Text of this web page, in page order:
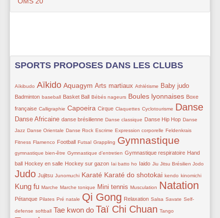
SPORTS PROPOSES DANS LES CLUBS
14/361
Aïkibudo
260/361Aïkido
164/361 Aquagym
147/361 Arts martiaux
41/361 Athlétisme
157/361 Baby judo
103/361
Badminton
55/361 baseball
108/361 Basket Ball
56/361 Bébés nageurs
163/361 Boules lyonnaises
83/361
Boxe
française
51/361 Calligraphie
172/361 Capoeira
111/361 Cirque
52/361 Claquettes
52/361 Cyclotourisme
291/361 Danse
130/361
Danse Africaine
78/361 danse brésilienne
74/361 Danse classique
108/361 Danse Hip Hop
52/361
Danse
Jazz
52/361Danse Orientale
52/361 Danse Rock
51/361 Escrime
74/361 Expression corporelle
31/361 Feldenkrais
20/361
Fitness
52/361Flamenco
119/361 Football
59/361 Futsal
49/361 Grappling
330/361 Gymnastique
60/361
gymnastique bien-être
74/361 Gymnastique d’entretien
105/361 Gymnastique respiratoire
111/361
Hand
ball
100/361
Hockey en salle
100/361 Hockey sur gazon
30/361 Iai batto ho
95/361 Iaido
49/361 Jiu Jitsu Brésilien
11/361 Jodo
310/361
Judo
94/361 Jujitsu
51/361 Junomuchi
192/361 Karaté
166/361 Karaté do shotokai
51/361 kendo
51/361 kinomichi
205/361
Kung fu
52/361 Marche
60/361 Marche tonique
156/361 Mini tennis
33/361 Musculation
340/361 Natation
89/361
Pétanque
53/361 Pilates
56/361 Pré natale
361/361 Qi Gong
95/361 Relaxation
52/361 Salsa
31/361 Savate
54/361 Self-
defense
55/361softball
202/361 Tae kwon do
290/361 Taï Chi Chuan
52/361 Tango
324/361